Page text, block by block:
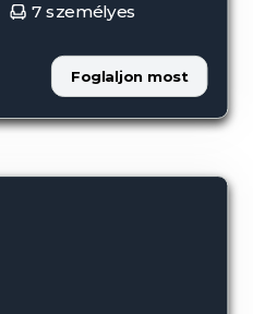
7 személyes
Foglaljon most